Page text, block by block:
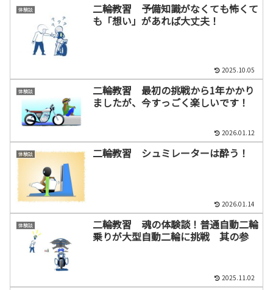
体験談
二輪教習 予備知識がなくても怖くて
も「想い」があれば大丈夫！
2025.10.05
体験談
二輪教習 最初の挑戦から1年かかり
ましたが、今すっごく楽しいです！
2026.01.12
体験談 二輪教習 シュミレーターは酔う！
2026.01.14
体験談
二輪教習 魂の体験談！普通自動二輪
乗りが大型自動二輪に挑戦 其の参
2025.11.02